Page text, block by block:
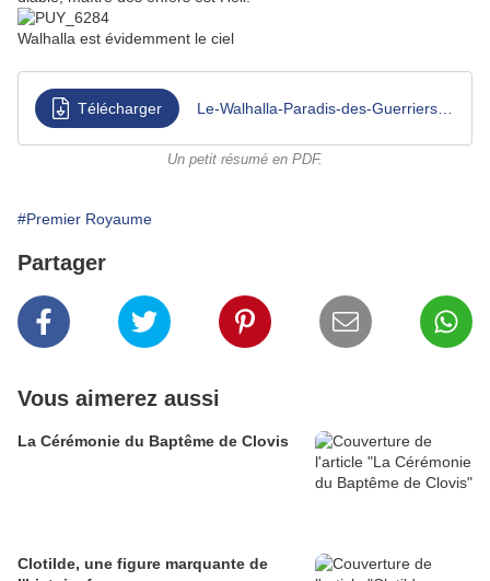
Walhalla est évidemment le ciel
Télécharger
Un petit résumé en PDF.
#Premier Royaume
Partager
Vous aimerez aussi
La Cérémonie du Baptême de Clovis
Clotilde, une figure marquante de